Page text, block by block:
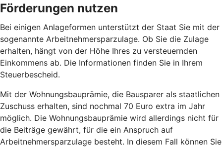
Förderungen nutzen
Bei einigen Anlageformen unterstützt der Staat Sie mit der
sogenannte Arbeitnehmersparzulage. Ob Sie die Zulage
erhalten, hängt von der Höhe Ihres zu versteuernden
Einkommens ab. Die Informationen finden Sie in Ihrem
Steuerbescheid.
Mit der Wohnungsbauprämie, die Bausparer als staatlichen
Zuschuss erhalten, sind nochmal 70 Euro extra im Jahr
möglich. Die Wohnungsbauprämie wird allerdings nicht für
die Beiträge gewährt, für die ein Anspruch auf
Arbeitnehmersparzulage besteht. In diesem Fall können Sie